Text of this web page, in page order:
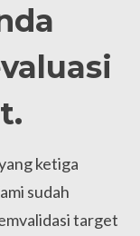
ketiga
sudah
target